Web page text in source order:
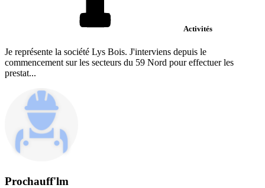
Activités
Je représente la société Lys Bois. J'interviens depuis le
commencement sur les secteurs du 59 Nord pour effectuer les
prestat...
Prochauff'lm